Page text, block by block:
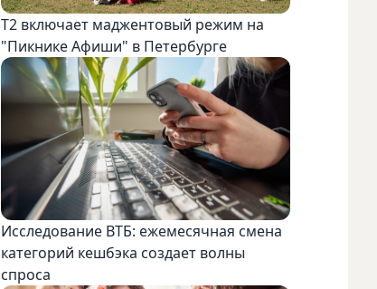
Т2 включает маджентовый режим на
"Пикнике Афиши" в Петербурге
Исследование ВТБ: ежемесячная смена
категорий кешбэка создает волны
спроса